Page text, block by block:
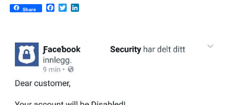
Share Facebook
Twitter